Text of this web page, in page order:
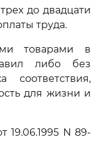
до двадцати
труда.
товарами в
либо без
для жизни и
19.06.1995 N 89-